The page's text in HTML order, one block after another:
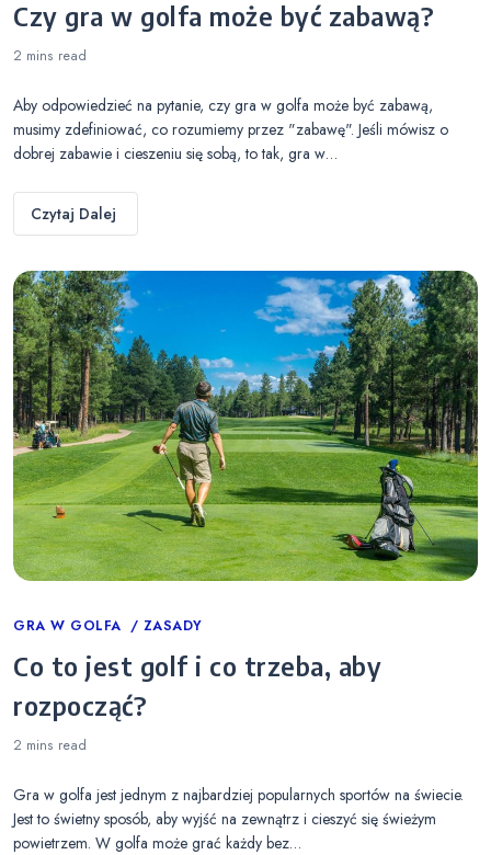
Czy gra w golfa może być zabawą?
2 mins read
Aby odpowiedzieć na pytanie, czy gra w golfa może być zabawą,
musimy zdefiniować, co rozumiemy przez "zabawę". Jeśli mówisz o
dobrej zabawie i cieszeniu się sobą, to tak, gra w…
Czytaj Dalej
Categories
GRA W GOLFA ZASADY
Co to jest golf i co trzeba, aby
rozpocząć?
2 mins read
Gra w golfa jest jednym z najbardziej popularnych sportów na świecie.
Jest to świetny sposób, aby wyjść na zewnątrz i cieszyć się świeżym
powietrzem. W golfa może grać każdy bez…